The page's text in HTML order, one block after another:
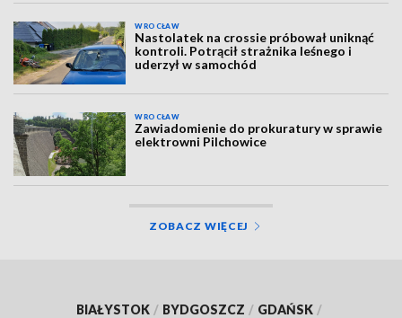
WROCŁAW
Nastolatek na crossie próbował uniknąć
kontroli. Potrącił strażnika leśnego i
uderzył w samochód
WROCŁAW
Zawiadomienie do prokuratury w sprawie
elektrowni Pilchowice
ZOBACZ WIĘCEJ
BIAŁYSTOK / BYDGOSZCZ / GDAŃSK /